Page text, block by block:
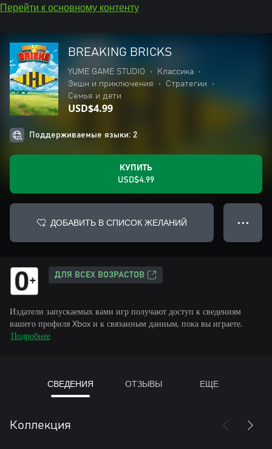
Перейти к основному контенту
BREAKING BRICKS
YUME GAME STUDIO • Классика
•
Экшн и приключения
• Стратегии
•
Семья и дети
USD$4.99
Поддерживаемые языки: 2
КУПИТЬ
USD$4.99
ДОБАВИТЬ В СПИСОК ЖЕЛАНИЙ ● ● ●
ДЛЯ ВСЕХ ВОЗРАСТОВ
Издатели запускаемых вами игр получают доступ к сведениям
вашего профиля Xbox и к связанным данным, пока вы играете.
Подробнее
СВЕДЕНИЯ ОТЗЫВЫ ЕЩЕ
Коллекция